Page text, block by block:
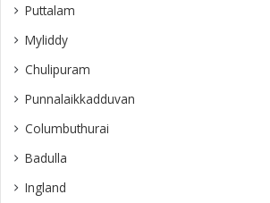
Puttalam
Myliddy
Chulipuram
Punnalaikkadduvan
Columbuthurai
Badulla
Ingland